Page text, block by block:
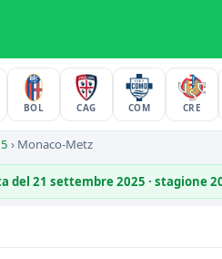
BOL CAG COM CRE
› Monaco-Metz
del 21 settembre 2025 · stagione